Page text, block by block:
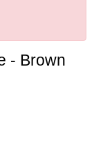
- Brown